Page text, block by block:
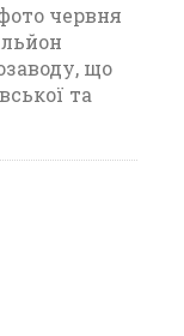
червня
що
та